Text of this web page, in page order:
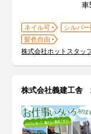
車
ネイル可 シルバー
髪色自由
株式会社ホットスタッ
株式会社義建工舎